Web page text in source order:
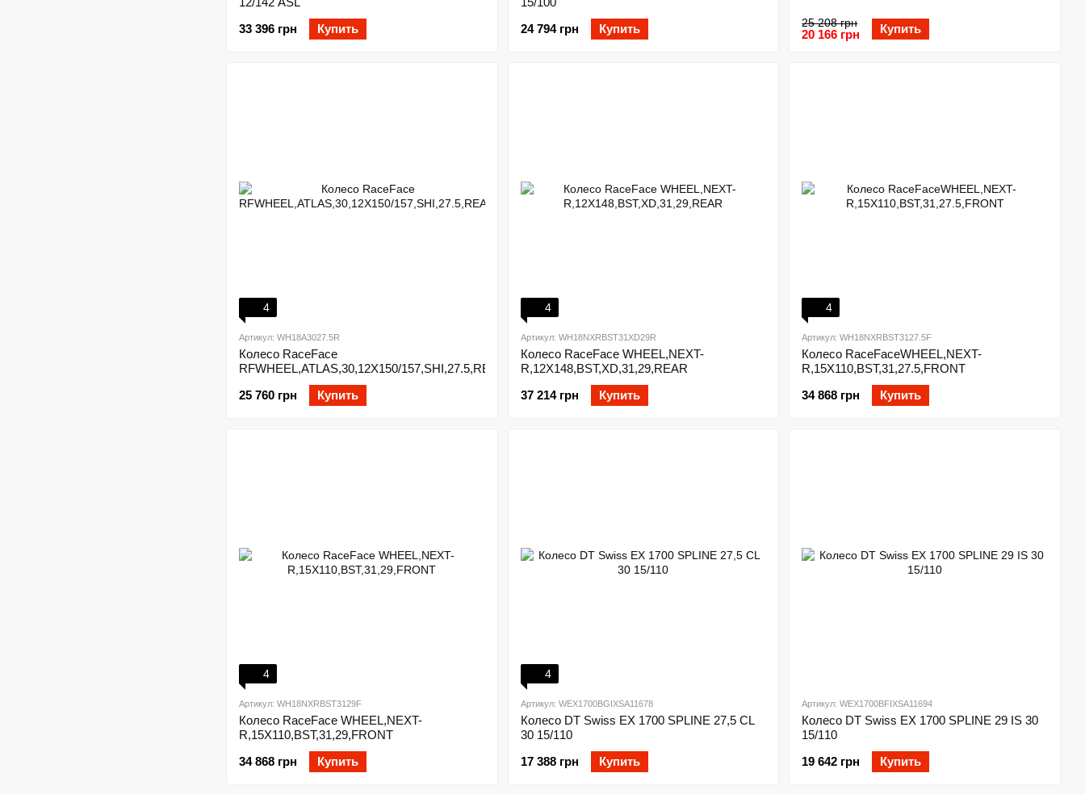
33 396 грн
Купить
24 794 грн
Купить 25 208 грн
20 166 грн Купить
4
Артикул: WH18A3027.5R
Колесо RaceFace
RFWHEEL,ATLAS,30,12X150/157,SHI,27.5,REAR
25 760 грн
Купить
4
Артикул: WH18NXRBST31XD29R
Колесо RaceFace WHEEL,NEXT-
R,12X148,BST,XD,31,29,REAR
37 214 грн
Купить
4
Артикул: WH18NXRBST3127.5F
Колесо RaceFaceWHEEL,NEXT-
R,15X110,BST,31,27.5,FRONT
34 868 грн
Купить
4
Артикул: WH18NXRBST3129F
Колесо RaceFace WHEEL,NEXT-
R,15X110,BST,31,29,FRONT
34 868 грн
Купить
4
Артикул: WEX1700BGIXSA11678
Колесо DT Swiss EX 1700 SPLINE 27,5 CL
30 15/110
17 388 грн
Купить
Артикул: WEX1700BFIXSA11694
Колесо DT Swiss EX 1700 SPLINE 29 IS 30
15/110
19 642 грн
Купить